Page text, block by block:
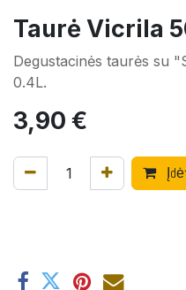
Taurė Vicrila
Degustacinės taurės su
0.4L.
3,90 €